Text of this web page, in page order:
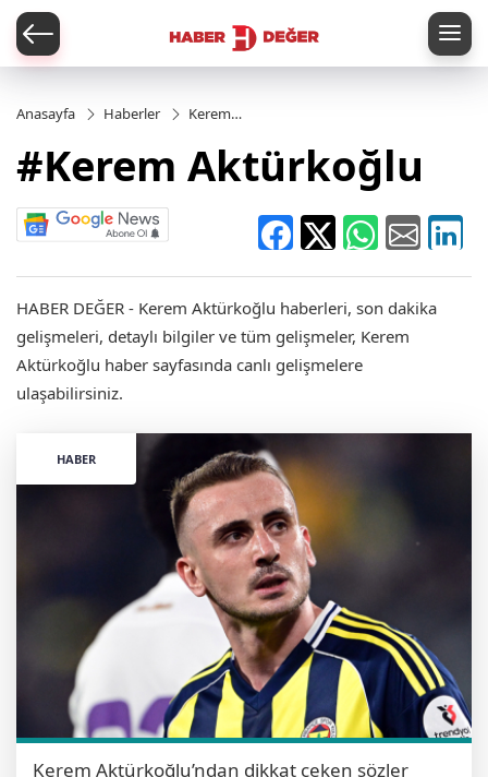
Anasayfa Haberler
Kerem
#Kerem Aktürkoğlu
HABER DEĞER - Kerem Aktürkoğlu haberleri, son dakika
gelişmeleri, detaylı bilgiler ve tüm gelişmeler, Kerem
Aktürkoğlu haber sayfasında canlı gelişmelere
ulaşabilirsiniz.
HABER
Kerem Aktürkoğlu’ndan dikkat çeken sözler